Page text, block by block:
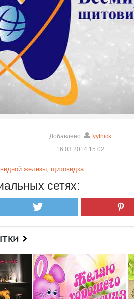
Добавлено:
fyyfnick
16.03.2014 15:02
железы, щитовидка
сетях: